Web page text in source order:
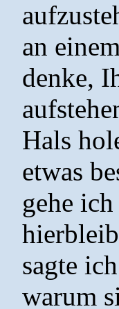
an
denke,
Hals
etwas
gehe
sagte
warum